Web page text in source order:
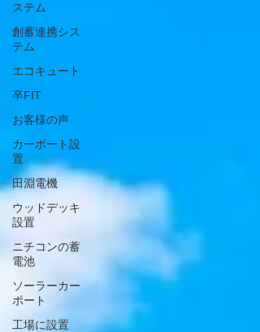
ステム
創蓄連携シス
テム
エコキュート
卒FIT
お客様の声
カーポート設
置
田淵電機
ウッドデッキ
設置
ニチコンの蓄
電池
ソーラーカー
ポート
工場に設置